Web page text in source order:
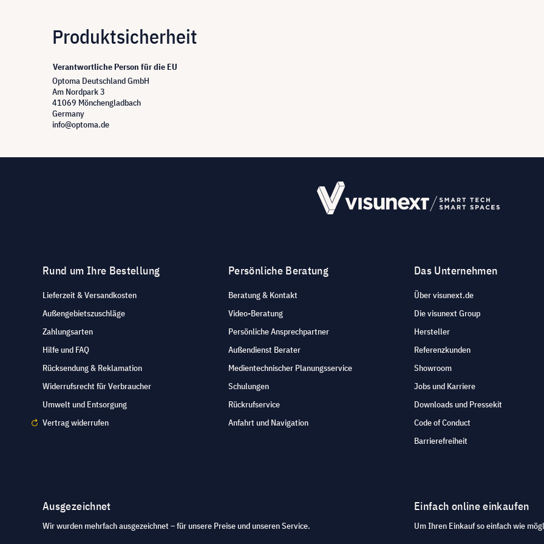
Produktsicherheit
Verantwortliche Person für die EU
Optoma Deutschland GmbH
Am Nordpark 3
41069 Mönchengladbach
Germany
info@optoma.de
Rund um Ihre Bestellung
Lieferzeit & Versandkosten
Außengebietszuschläge
Zahlungsarten
Hilfe und FAQ
Rücksendung & Reklamation
Widerrufsrecht für Verbraucher
Umwelt und Entsorgung
Vertrag widerrufen
Persönliche Beratung
Beratung & Kontakt
Video-Beratung
Persönliche Ansprechpartner
Außendienst Berater
Medientechnischer Planungsservice
Schulungen
Rückrufservice
Anfahrt und Navigation
Das Unternehmen
Über visunext.de
Die visunext Group
Hersteller
Referenzkunden
Showroom
Jobs und Karriere
Downloads und Pressekit
Code of Conduct
Barrierefreiheit
Ausgezeichnet
Wir wurden mehrfach ausgezeichnet – für unsere Preise und unseren Service.
Einfach online einkaufen
Um Ihren Einkauf so einfach wie